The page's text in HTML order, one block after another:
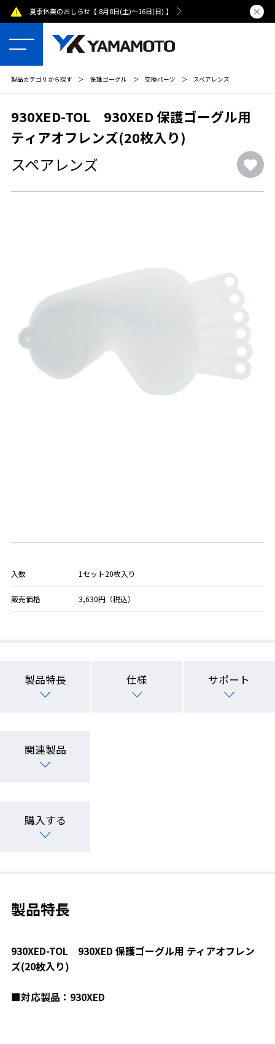
夏季休業のおしらせ【 8月8日(土)～16日(日) 】 熊本県で
製品カテゴリから探す ＞ 保護ゴーグル ＞ 交換パーツ ＞ スペアレンズ
930XED-TOL 930XED 保護ゴーグル用
ティアオフレンズ(20枚入り)
スペアレンズ
入数 1セット20枚入り
販売価格 3,630円（税込）
製品特長 仕様 サポート
関連製品
購入する
製品特長
930XED-TOL 930XED 保護ゴーグル用 ティアオフレン
ズ(20枚入り)
■対応製品：930XED